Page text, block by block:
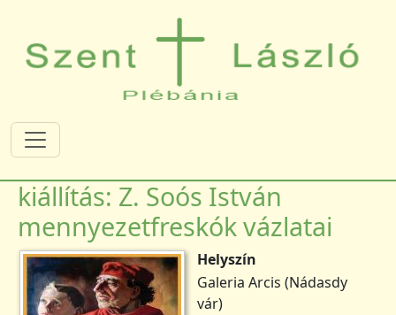
kiállítás: Z. Soós István
mennyezetfreskók vázlatai
Helyszín
Galeria Arcis (Nádasdy
vár)